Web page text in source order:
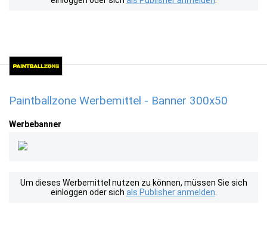
Paintballzone Werbemittel - Banner 300x50
Werbebanner
Um dieses Werbemittel nutzen zu können, müssen Sie sich
einloggen oder sich als Publisher anmelden